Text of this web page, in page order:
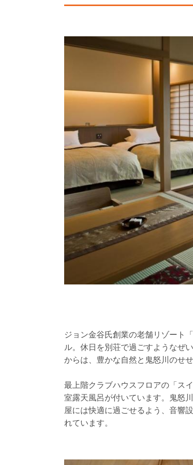
ジョン金谷氏創業の老舗リゾート
ル。休日を別荘で過ごすようなぜ
からは、豊かな自然と鬼怒川のせ
最上階クラブハウスフロアの「ス
室露天風呂が付いています。鬼怒
屋には快適に過ごせるよう、音響
れています。